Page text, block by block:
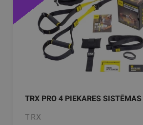
TRX PRO 4 PIEKARES
TRX